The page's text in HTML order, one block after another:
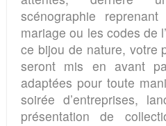
scénographie
mariage ou les codes de
ce bijou de nature, votre
seront mis en avant
adaptées pour toute
soirée d’entreprises,
présentation de